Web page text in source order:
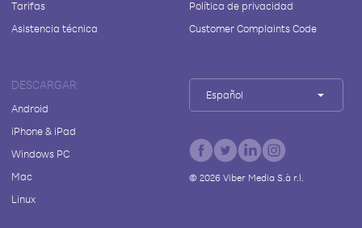
Tarifas
Asistencia técnica
Política de privacidad
Customer Complaints Code
DESCARGAR
Android
iPhone & iPad
Windows PC
Mac
Linux
Español
© 2026Viber Media S.à r.l.